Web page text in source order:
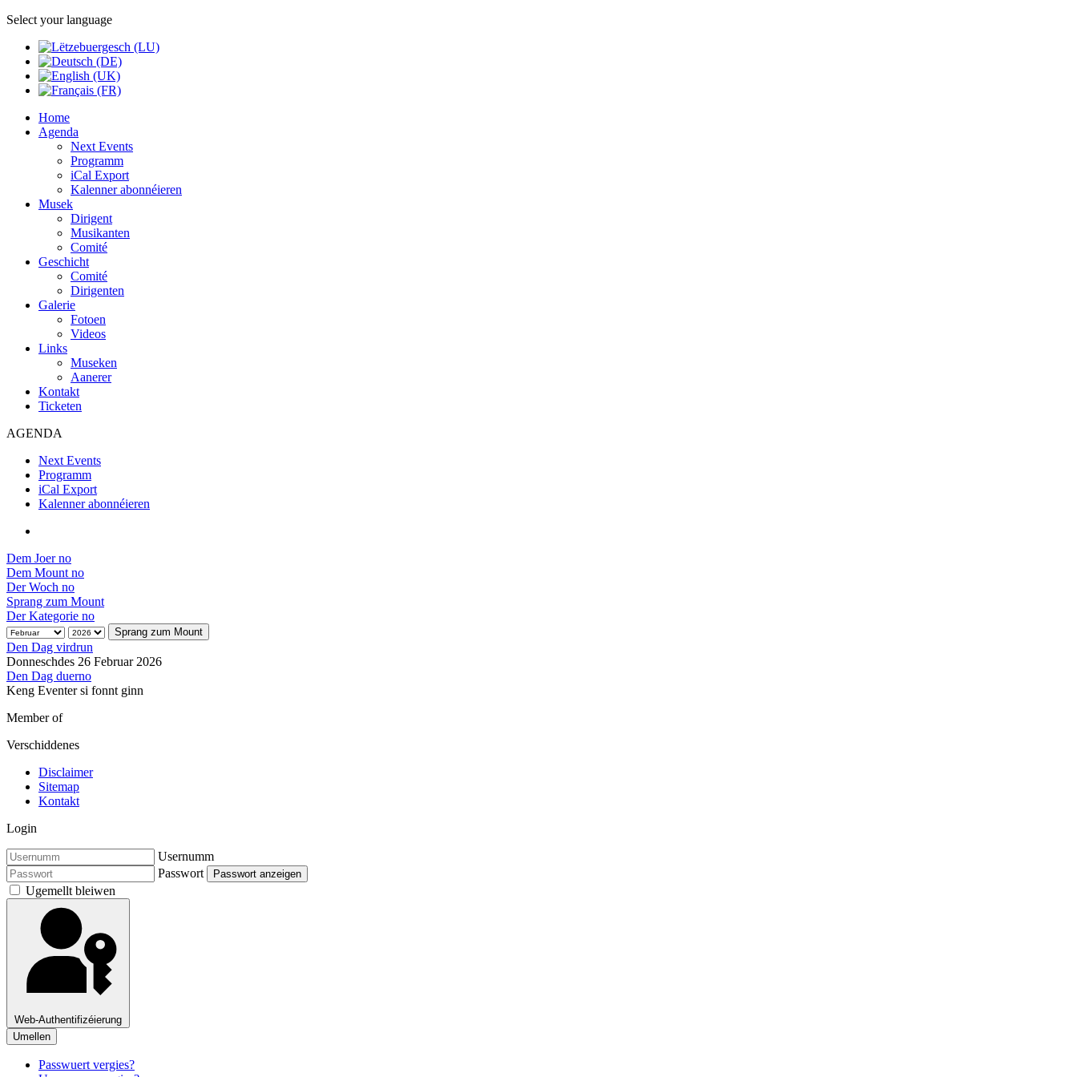
Select your language
Home
Agenda
Next Events
Programm
iCal Export
Kalenner abonnéieren
Musek
Dirigent
Musikanten
Comité
Geschicht
Comité
Dirigenten
Galerie
Fotoen
Videos
Links
Museken
Aanerer
Kontakt
Ticketen
AGENDA
Next Events
Programm
iCal Export
Kalenner abonnéieren
Dem Joer no
Dem Mount no
Der Woch no
Sprang zum Mount
Der Kategorie no
Sprang zum Mount
Den Dag virdrun
Donneschdes 26 Februar 2026
Den Dag duerno
Keng Eventer si fonnt ginn
Member of
Verschiddenes
Disclaimer
Sitemap
Kontakt
Login
Usernumm
Passwort
Passwort anzeigen
Ugemellt bleiwen
Web-Authentifizéierung
Umellen
Passwuert vergies?